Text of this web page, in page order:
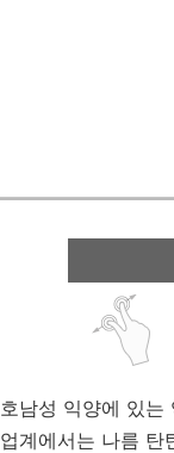
호남성 익양에 있는
업계에서는 나름 탄